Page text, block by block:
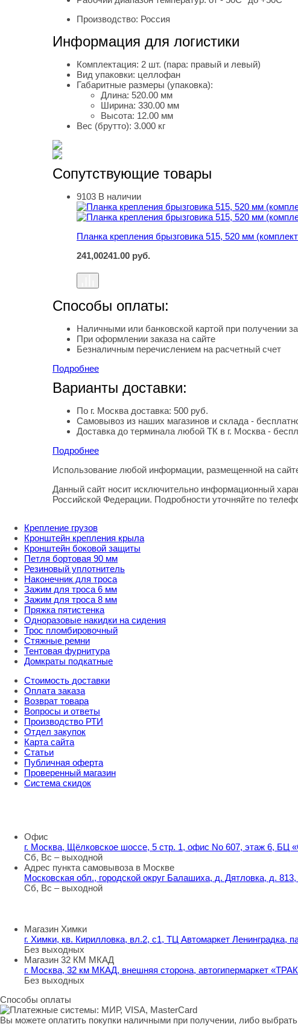
Производство: Россия
Информация для логистики
Комплектация: 2 шт. (пара: правый и левый)
Вид упаковки: целлофан
Габаритные размеры (упаковка):
Длина: 520.00 мм
Ширина: 330.00 мм
Высота: 12.00 мм
Вес (брутто): 3.000 кг
Сопутствующие товары
Планка крепления брызговика 515, 520 мм
9103 В наличии
Планка крепления брызговика 515, 520 мм
241,00241.00 руб.
Способы оплаты:
Наличными или банковской картой при получении
При оформлении заказа на сайте
Безналичным перечислением на расчетный счет
Подробнее
Варианты доставки:
По г. Москва доставка: 500 руб.
Самовывоз из наших магазинов и склада -
Доставка до терминала любой ТК в г. Москва -
Подробнее
Использование любой информации, размещенной на
Данный сайт носит исключительно информационный
Российской Федерации. Подробности уточняйте по
Крепление грузов
Кронштейн крепления крыла
Кронштейн боковой защиты
Петля бортовая 90 мм
Резиновый уплотнитель
Наконечник для троса
Зажим для троса 6 мм
Зажим для троса 8 мм
Пряжка пятистенка
Одноразовые накидки на сидения
Трос пломбировочный
Стяжные ремни
Тентовая фурнитура
Домкраты подкатные
Стоимость доставки
Оплата заказа
Возврат товара
Вопросы и ответы
Производство РТИ
Отдел закупок
Карта сайта
Статьи
Публичная оферта
Проверенный магазин
Система скидок
Офис
г. Москва, Щёлковское шоссе, 5 стр. 1, офис No 607, этаж 6, БЦ
Сб, Вс – выходной
Адрес пункта самовывоза в Москве
Московская обл., городской округ Балашиха, д. Дятловка, д.
Сб, Вс – выходной
Магазин Химки
г. Химки, кв. Кирилловка, вл.2, с1, ТЦ Автомаркет Ленинградка,
Без выходных
Магазин 32 КМ МКАД
г. Москва, 32 км МКАД, внешняя сторона, автогипермаркет
Без выходных
Способы оплаты
Вы можете оплатить покупки наличными при получении, либо выбрать